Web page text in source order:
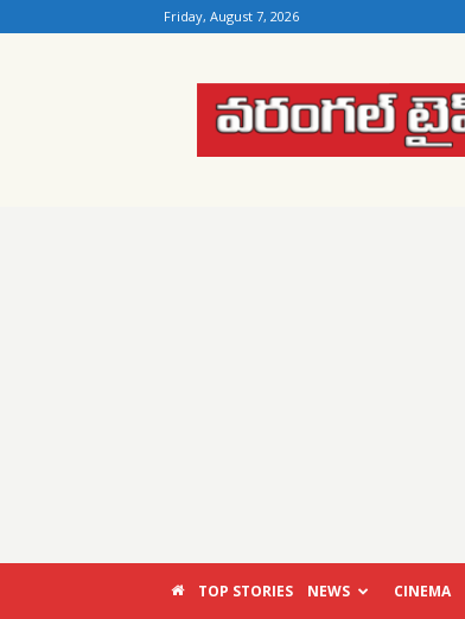
Friday, August 7, 2026
Warangal
Times
TOP STORIES NEWS CINEMA